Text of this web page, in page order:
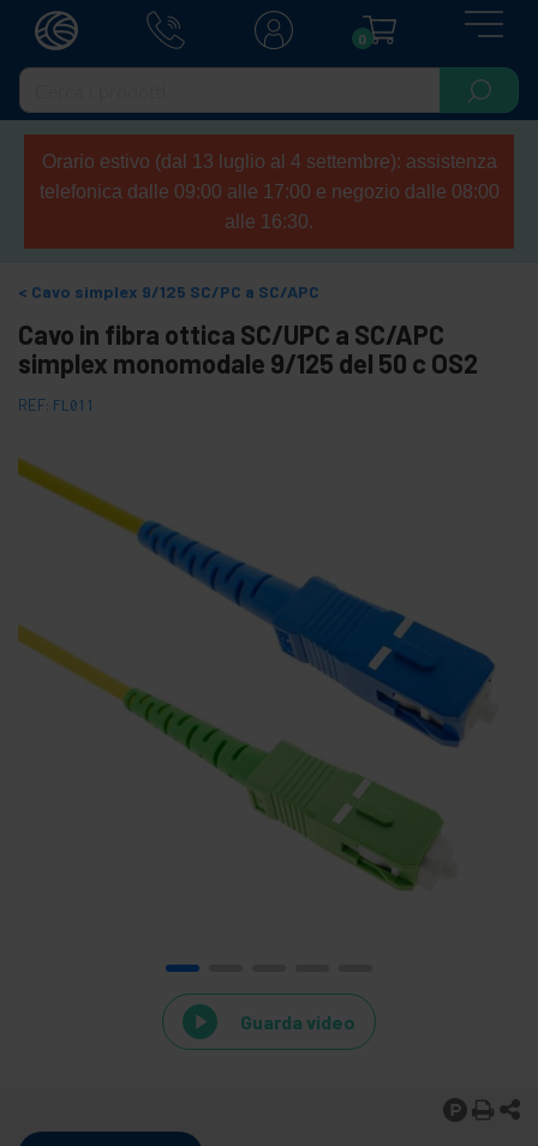
0
Orario estivo (dal 13 luglio al 4 settembre): assistenza
telefonica dalle 09:00 alle 17:00 e negozio dalle 08:00
alle 16:30.
Cavo simplex 9/125 SC/PC a SC/APC
Cavo in fibra ottica SC/UPC a SC/APC
simplex monomodale 9/125 del 50 c OS2
REF: FL011
Guarda video